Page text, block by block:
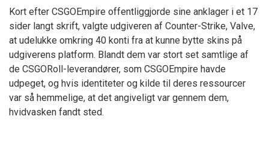
Kort efter CSGOEmpire offentliggjorde sine anklager i et 17
sider langt skrift, valgte udgiveren af Counter-Strike, Valve,
at udelukke omkring 40 konti fra at kunne bytte skins på
udgiverens platform. Blandt dem var stort set samtlige af
de CSGORoll-leverandører, som CSGOEmpire havde
udpeget, og hvis identiteter og kilde til deres ressourcer
var så hemmelige, at det angiveligt var gennem dem,
hvidvasken fandt sted.